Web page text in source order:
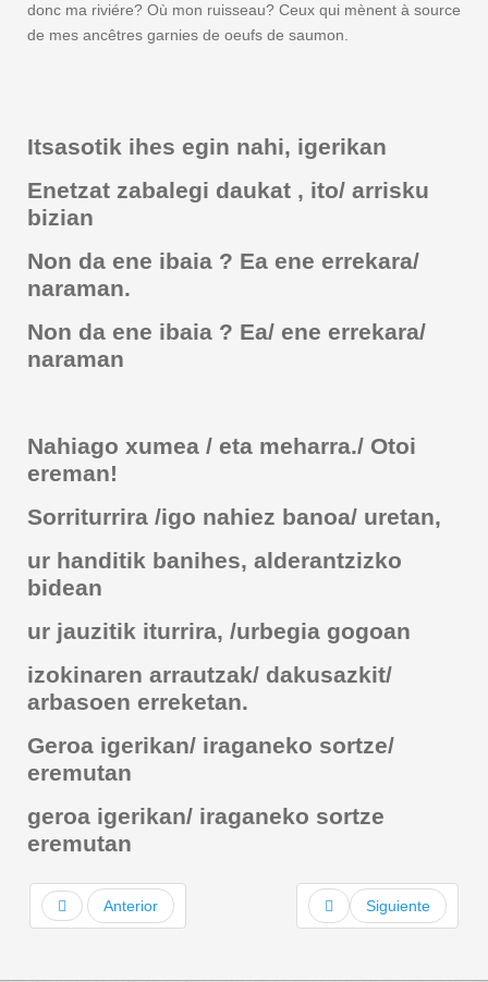
donc ma riviére? Où mon ruisseau? Ceux qui mènent à source
de mes ancêtres garnies de oeufs de saumon.
Itsasotik ihes egin nahi, igerikan
Enetzat zabalegi daukat , ito/ arrisku
bizian
Non da ene ibaia ? Ea ene errekara/
naraman.
Non da ene ibaia ? Ea/ ene errekara/
naraman
Nahiago xumea / eta meharra./ Otoi
ereman!
Sorriturrira /igo nahiez banoa/ uretan,
ur handitik banihes, alderantzizko
bidean
ur jauzitik iturrira, /urbegia gogoan
izokinaren arrautzak/ dakusazkit/
arbasoen erreketan.
Geroa igerikan/ iraganeko sortze/
eremutan
geroa igerikan/ iraganeko sortze
eremutan
Anterior Siguiente